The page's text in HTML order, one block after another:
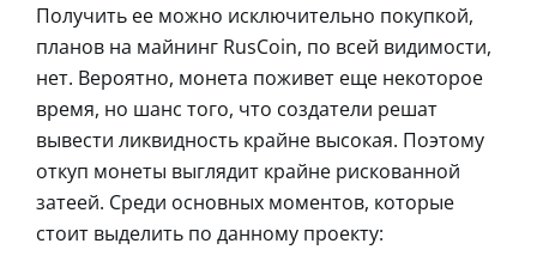
Получить ее можно исключительно покупкой,
планов на майнинг RusCoin, по всей видимости,
нет. Вероятно, монета поживет еще некоторое
время, но шанс того, что создатели решат
вывести ликвидность крайне высокая. Поэтому
откуп монеты выглядит крайне рискованной
затеей. Среди основных моментов, которые
стоит выделить по данному проекту: